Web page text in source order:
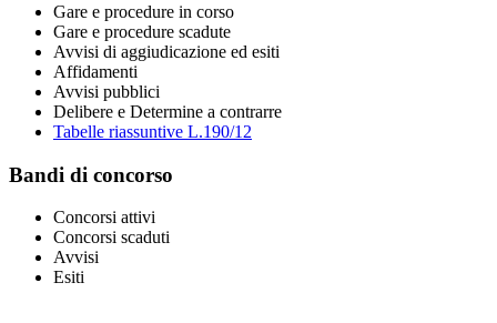
Gare e procedure in corso
Gare e procedure scadute
Avvisi di aggiudicazione ed esiti
Affidamenti
Avvisi pubblici
Delibere e Determine a contrarre
Tabelle riassuntive L.190/12
Bandi di concorso
Concorsi attivi
Concorsi scaduti
Avvisi
Esiti